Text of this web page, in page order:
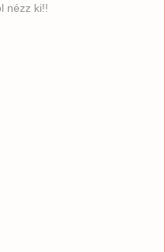
nézz ki!!